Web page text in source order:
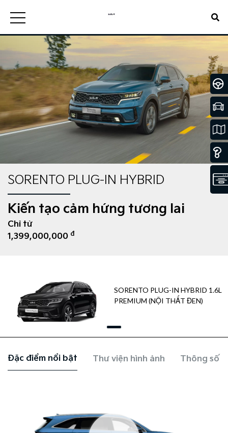
SORENTO PLUG-IN HYBRID
Kiến tạo cảm hứng tương lai
Chỉ từ
1,399,000,000 đ
SORENTO PLUG-IN HYBRID 1.6L
PREMIUM (NỘI THẤT ĐEN)
Đặc điểm nổi bật Thư viện hình ảnh Thông số